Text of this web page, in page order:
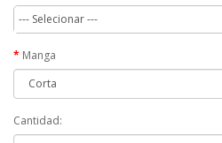
--- Selecionar ---
Manga
Cantidad: